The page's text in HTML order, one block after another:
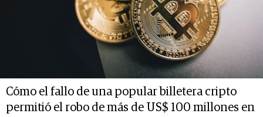
Cómo el fallo de una popular billetera cripto
permitió el robo de más de US$ 100 millones en